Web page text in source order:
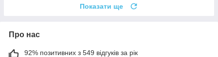
Показати ще
Про нас
92% позитивних з 549 відгуків за рік